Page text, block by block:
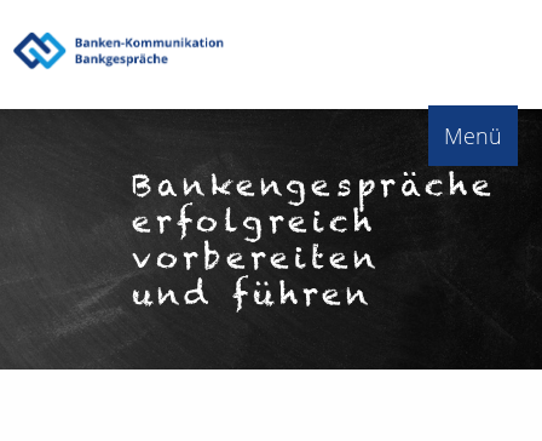
Menü
Bankengespräche
erfolgreich
vorbereiten
und führen